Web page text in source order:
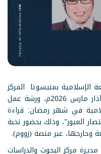
الإسلامية بمنيسوتا المركز
الرئيسي، مساء الثلاثاء الموافق 17 آذار مارس 2026م، ورشة عمل
في شهر رمضان: قراءة
العبور”، وذلك بحضور نخبة
وخارجها، عبر منصة (زووم).
مركز البحوث والدراسات